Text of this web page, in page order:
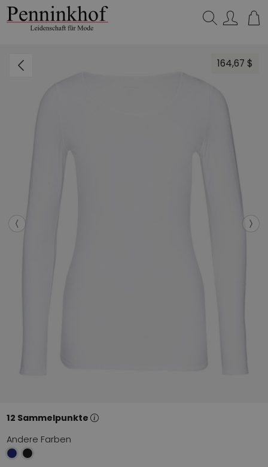
164,67 $
12 Sammelpunkte
Andere Farben